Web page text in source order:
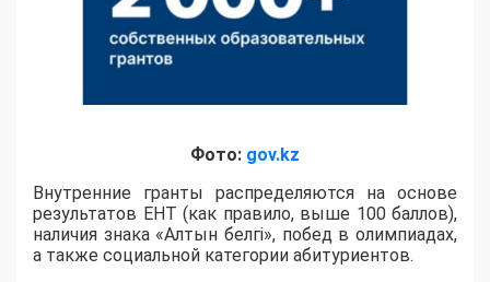
Фото: gov.kz
Внутренние гранты распределяются на основе
результатов ЕНТ (как правило, выше 100 баллов),
наличия знака «Алтын белгі», побед в олимпиадах,
а также социальной категории абитуриентов.